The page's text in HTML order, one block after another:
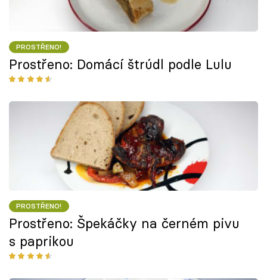
PROSTŘENO!
Prostřeno: Domácí štrúdl podle Lulu
PROSTŘENO!
Prostřeno: Špekáčky na černém pivu
s paprikou